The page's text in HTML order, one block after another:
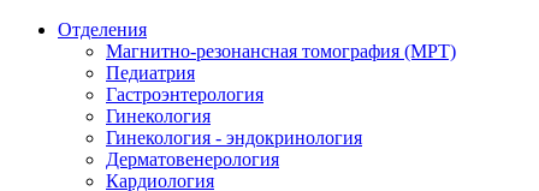
Отделения
Магнитно-резонансная томография (МРТ)
Педиатрия
Гастроэнтерология
Гинекология
Гинекология - эндокринология
Дерматовенерология
Кардиология